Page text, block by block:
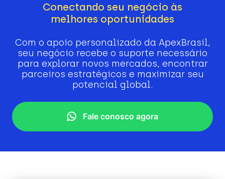
Conectando seu negócio às
melhores oportunidades
Com o apoio personalizado da ApexBrasil,
seu negócio recebe o suporte necessário
para explorar novos mercados, encontrar
parceiros estratégicos e maximizar seu
potencial global.
Fale conosco agora